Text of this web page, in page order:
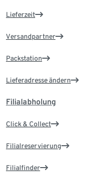
Lieferzeit
Versandpartner
Packstation
Lieferadresse ändern
Filialabholung
Click & Collect
Filialreservierung
Filialfinder